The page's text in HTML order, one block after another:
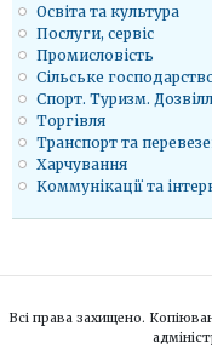
Освіта та культура
Послуги, сервіс
Промисловість
Сільське
Спорт. Туризм.
Торгівля
Транспорт та
Харчування
Коммунікації та
Всі права захищено.